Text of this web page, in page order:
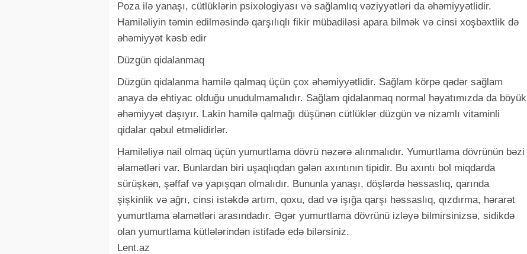
Poza ilə yanaşı, cütlüklərin psixologiyası və sağlamlıq vəziyyətləri da əhəmiyyətlidir.
Hamiləliyin təmin edilməsində qarşılıqlı fikir mübadiləsi apara bilmək və cinsi xoşbəxtlik də
əhəmiyyət kəsb edir
Düzgün qidalanmaq
Düzgün qidalanma hamilə qalmaq üçün çox əhəmiyyətlidir. Sağlam körpə qədər sağlam
anaya də ehtiyac olduğu unudulmamalıdır. Sağlam qidalanmaq normal həyatımızda da böyük
əhəmiyyət daşıyır. Lakin hamilə qalmağı düşünən cütlüklər düzgün və nizamlı vitaminli
qidalar qəbul etməlidirlər.
Hamiləliyə nail olmaq üçün yumurtlama dövrü nəzərə alınmalıdır. Yumurtlama dövrünün bəzi
əlamətləri var. Bunlardan biri uşaqlıqdan gələn axıntının tipidir. Bu axıntı bol miqdarda
sürüşkən, şəffaf və yapışqan olmalıdır. Bununla yanaşı, döşlərdə həssaslıq, qarında
şişkinlik və ağrı, cinsi istəkdə artım, qoxu, dad və işığa qarşı həssaslıq, qızdırma, hərarət
yumurtlama əlamətləri arasındadır. Əgər yumurtlama dövrünü izləyə bilmirsinizsə, sidikdə
olan yumurtlama kütlələrindən istifadə edə bilərsiniz.
Lent.az